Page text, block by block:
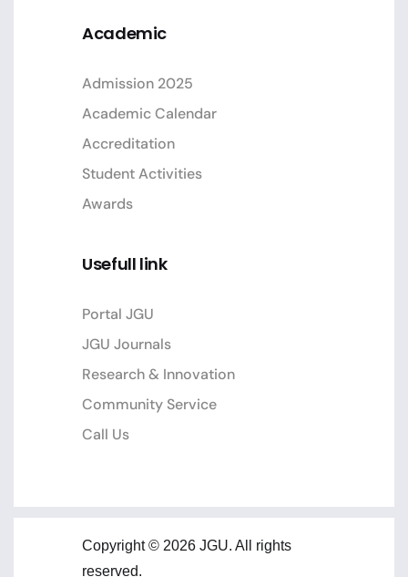
Academic
Admission 2025
Academic Calendar
Accreditation
Student Activities
Awards
Usefull link
Portal JGU
JGU Journals
Research & Innovation
Community Service
Call Us
Copyright © 2026 JGU. All rights
reserved.